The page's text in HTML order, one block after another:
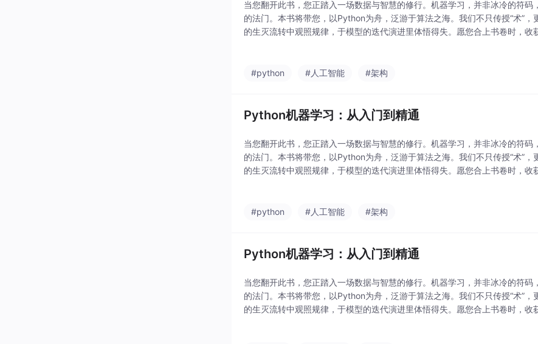
当您翻开此书，您正踏入一场数据与智慧的修行。机器学习，并非冰冷的符码
的法门。本书将带您，以Python为舟，泛游于算法之海。我们不只传授“术”
的生灭流转中观照规律，于模型的迭代演进里体悟得失。愿您合上书卷时，收
#python #人工智能 #架构
Python机器学习：从入门到精通
当您翻开此书，您正踏入一场数据与智慧的修行。机器学习，并非冰冷的符码
的法门。本书将带您，以Python为舟，泛游于算法之海。我们不只传授“术”
的生灭流转中观照规律，于模型的迭代演进里体悟得失。愿您合上书卷时，收
#python #人工智能 #架构
Python机器学习：从入门到精通
当您翻开此书，您正踏入一场数据与智慧的修行。机器学习，并非冰冷的符码
的法门。本书将带您，以Python为舟，泛游于算法之海。我们不只传授“术”
的生灭流转中观照规律，于模型的迭代演进里体悟得失。愿您合上书卷时，收